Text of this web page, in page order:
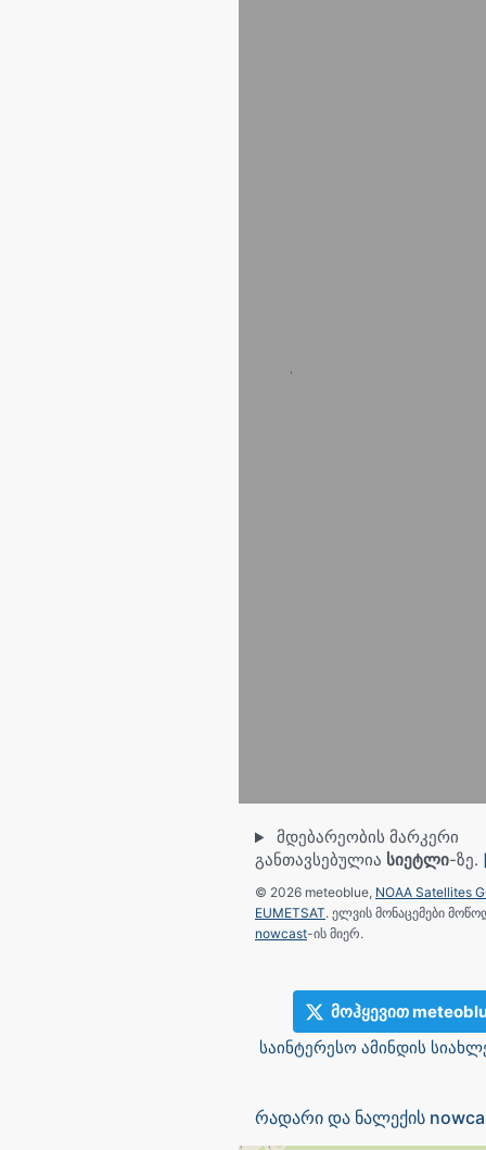
მდებარეობის მარკერი
განთავსებულია სიეტლი-ზე.
© 2026 meteoblue, NOAA Satellites
EUMETSAT. ელვის მონაცემები
nowcast-ის მიერ.
მოჰყევით
საინტერესო ამინდის
რადარი და ნალექის